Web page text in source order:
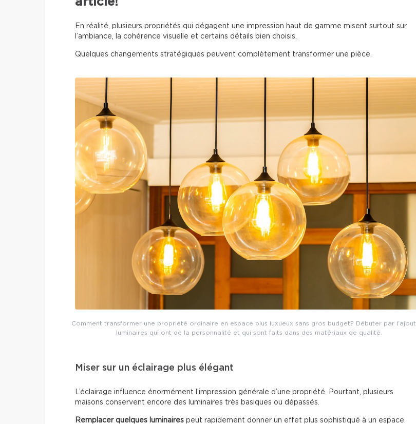
En réalité, plusieurs propriétés qui dégagent une impression haut de gamme misent surtout sur
l’ambiance, la cohérence visuelle et certains détails bien choisis.
Quelques changements stratégiques peuvent complètement transformer une pièce.
Comment transformer une propriété ordinaire en espace plus luxueux sans gros budget? Débuter par
luminaires qui ont de la personnalité et qui sont faits dans des matériaux de qualité.
Miser sur un éclairage plus élégant
L’éclairage influence énormément l’impression générale d’une propriété. Pourtant, plusieurs
maisons conservent encore des luminaires très basiques ou dépassés.
Remplacer quelques luminaires peut rapidement donner un effet plus sophistiqué à un espace.